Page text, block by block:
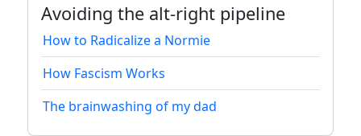
Avoiding the alt-right pipeline
How to Radicalize a Normie
How Fascism Works
The brainwashing of my dad